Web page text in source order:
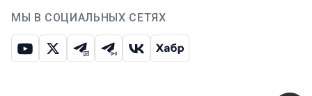
МЫ В СОЦИАЛЬНЫХ СЕТЯХ
ЮтубИкс Телеграм-чат
Телеграм-канал
ВКонтакте
Хабр